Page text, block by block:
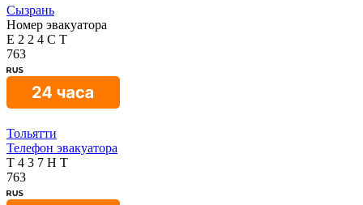
Сызрань
Номер эвакуатора
Е 2 2 4 С Т
763
Тольятти
Телефон эвакуатора
Т 4 3 7 Н Т
763